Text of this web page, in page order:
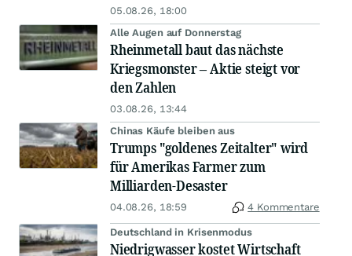
05.08.26, 18:00
Alle Augen auf Donnerstag
Rheinmetall baut das nächste
Kriegsmonster – Aktie steigt vor
den Zahlen
03.08.26, 13:44
Chinas Käufe bleiben aus
Trumps "goldenes Zeitalter" wird
für Amerikas Farmer zum
Milliarden-Desaster
04.08.26, 18:59 4 Kommentare
Deutschland in Krisenmodus
Niedrigwasser kostet Wirtschaft